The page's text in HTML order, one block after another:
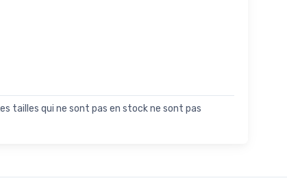
tailles qui ne sont pas en stock ne sont pas